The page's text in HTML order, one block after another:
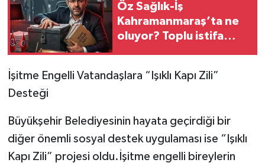
Öz Sağlık-İş
Kahramanmaraş’ta ne
oluyor? Toplu istifa
huzursuzluk gündemde
İşitme Engelli Vatandaşlara “Işıklı Kapı Zili”
Desteği
Büyükşehir Belediyesinin hayata geçirdiği bir
diğer önemli sosyal destek uygulaması ise “Işıklı
Kapı Zili” projesi oldu.İşitme engelli bireylerin